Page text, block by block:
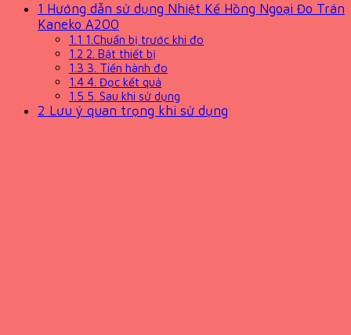
1 Hướng dẫn sử dụng Nhiệt Kế Hồng Ngoại Đo Trán
Kaneko A200
1.1 1.Chuẩn bị trước khi đo
1.2 2. Bật thiết bị
1.3 3. Tiến hành đo
1.4 4. Đọc kết quả
1.5 5. Sau khi sử dụng
2 Lưu ý quan trọng khi sử dụng